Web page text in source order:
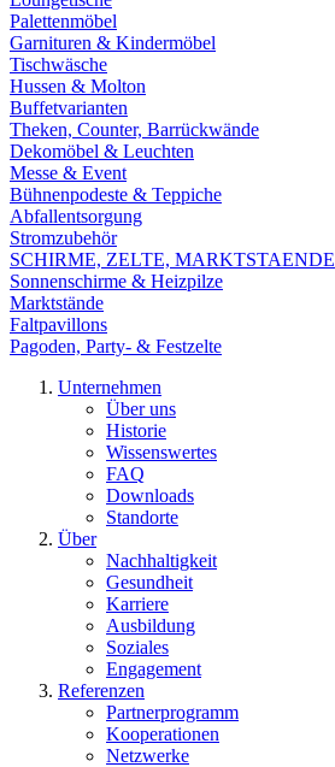
Palettenmöbel
Garnituren & Kindermöbel
Tischwäsche
Hussen & Molton
Buffetvarianten
Theken, Counter, Barrückwände
Dekomöbel & Leuchten
Messe & Event
Bühnenpodeste & Teppiche
Abfallentsorgung
Stromzubehör
SCHIRME, ZELTE, MARKTSTAENDE
Sonnenschirme & Heizpilze
Marktstände
Faltpavillons
Pagoden, Party- & Festzelte
Unternehmen
Über uns
Historie
Wissenswertes
FAQ
Downloads
Standorte
Über
Nachhaltigkeit
Gesundheit
Karriere
Ausbildung
Soziales
Engagement
Referenzen
Partnerprogramm
Kooperationen
Netzwerke